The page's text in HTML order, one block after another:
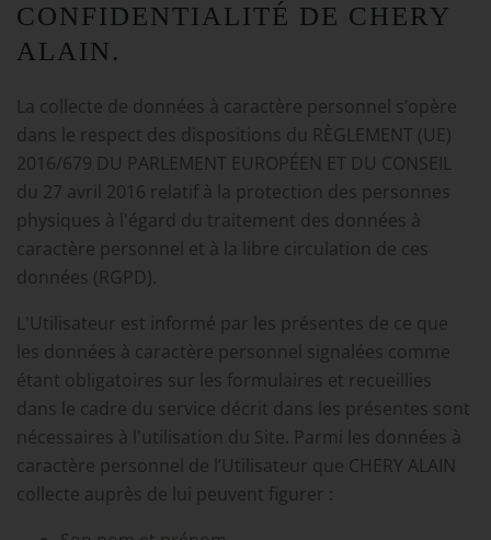
CONFIDENTIALITÉ DE CHERY
ALAIN.
La collecte de données à caractère personnel s’opère
dans le respect des dispositions du RÈGLEMENT (UE)
2016/679 DU PARLEMENT EUROPÉEN ET DU CONSEIL
du 27 avril 2016 relatif à la protection des personnes
physiques à l'égard du traitement des données à
caractère personnel et à la libre circulation de ces
données (RGPD).
L'Utilisateur est informé par les présentes de ce que
les données à caractère personnel signalées comme
étant obligatoires sur les formulaires et recueillies
dans le cadre du service décrit dans les présentes sont
nécessaires à l'utilisation du Site. Parmi les données à
caractère personnel de l’Utilisateur que CHERY ALAIN
collecte auprès de lui peuvent figurer :